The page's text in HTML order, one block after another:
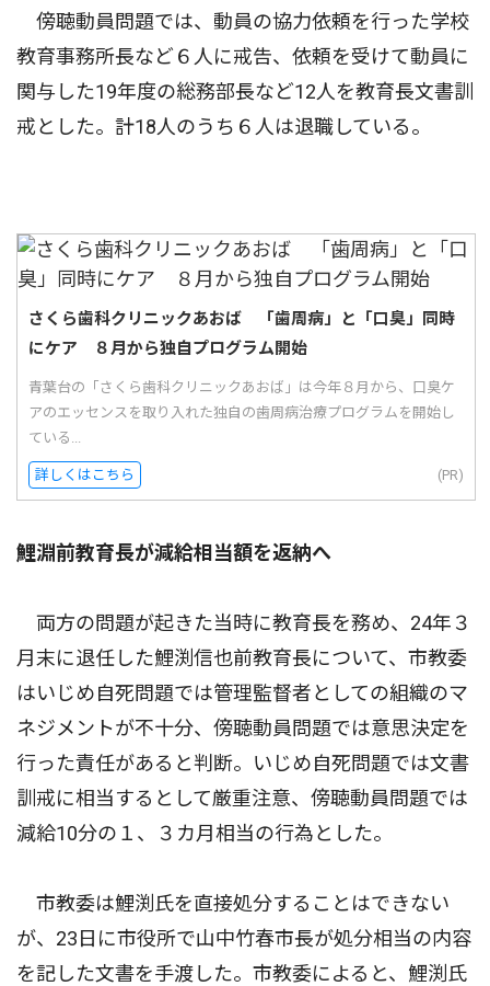
傍聴動員問題では、動員の協力依頼を行った学校
教育事務所長など６人に戒告、依頼を受けて動員に
関与した19年度の総務部長など12人を教育長文書訓
戒とした。計18人のうち６人は退職している。
さくら歯科クリニックあおば 「歯周病」と「口臭」同時
にケア ８月から独自プログラム開始
青葉台の「さくら歯科クリニックあおば」は今年８月から、口臭ケ
アのエッセンスを取り入れた独自の歯周病治療プログラムを開始し
ている...
詳しくはこちら (PR)
鯉淵前教育長が減給相当額を返納へ
両方の問題が起きた当時に教育長を務め、24年３
月末に退任した鯉渕信也前教育長について、市教委
はいじめ自死問題では管理監督者としての組織のマ
ネジメントが不十分、傍聴動員問題では意思決定を
行った責任があると判断。いじめ自死問題では文書
訓戒に相当するとして厳重注意、傍聴動員問題では
減給10分の１、３カ月相当の行為とした。
市教委は鯉渕氏を直接処分することはできない
が、23日に市役所で山中竹春市長が処分相当の内容
を記した文書を手渡した。市教委によると、鯉渕氏